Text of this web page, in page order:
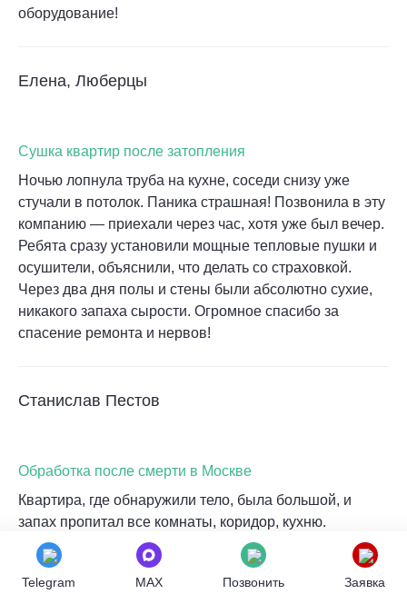
оборудование!
Елена, Люберцы
Сушка квартир после затопления
Ночью лопнула труба на кухне, соседи снизу уже
стучали в потолок. Паника страшная! Позвонила в эту
компанию — приехали через час, хотя уже был вечер.
Ребята сразу установили мощные тепловые пушки и
осушители, объяснили, что делать со страховкой.
Через два дня полы и стены были абсолютно сухие,
никакого запаха сырости. Огромное спасибо за
спасение ремонта и нервов!
Станислав Пестов
Обработка после смерти в Москве
Квартира, где обнаружили тело, была большой, и
запах пропитал все комнаты, коридор, кухню.
Самостоятельно справиться было невозможно,
простые средства не помогали. Вызвал
профессионалов. Они работали несколько часов,
Telegram MAX Позвонить Заявка